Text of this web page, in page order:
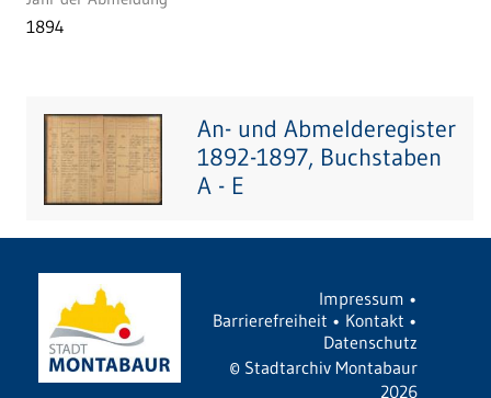
1894
An- und Abmelderegister
1892-1897, Buchstaben
A - E
Impressum •
Barrierefreiheit • Kontakt •
Datenschutz
© Stadtarchiv Montabaur
2026